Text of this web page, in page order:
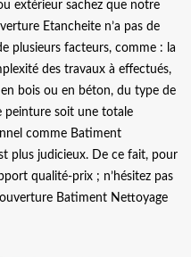
extérieur sachez que notre
Etancheite n’a pas de
plusieurs facteurs, comme : la
des travaux à effectués,
bois ou en béton, du type de
peinture soit une totale
comme Batiment
plus judicieux. De ce fait, pour
qualité-prix ; n’hésitez pas
Batiment Nettoyage